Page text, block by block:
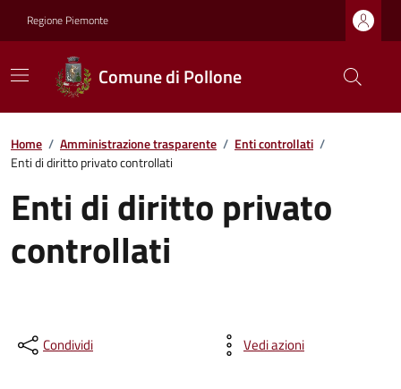
Regione Piemonte
Comune di Pollone
Home / Amministrazione trasparente / Enti controllati /
Enti di diritto privato controllati
Enti di diritto privato
controllati
Condividi Vedi azioni